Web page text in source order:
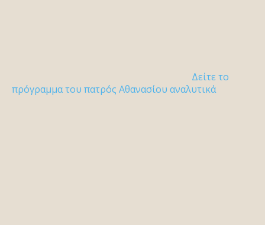
Δείτε το
πρόγραμμα του πατρός Αθανασίου αναλυτικά